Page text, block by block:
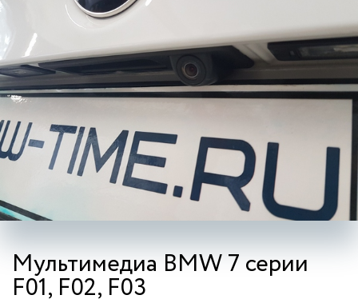
Мультимедиа BMW 7 серии
F01, F02, F03